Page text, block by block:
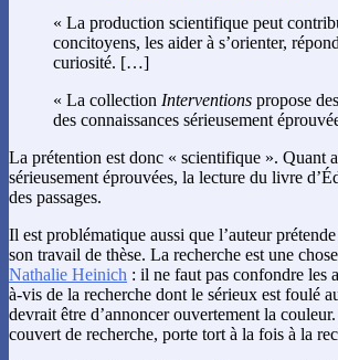
« La production scientifique peut
concitoyens, les aider à s’orienter,
curiosité. […]
« La collection Interventions propose
des connaissances sérieusement
La prétention est donc « scientifique ». Quant
sérieusement éprouvées, la lecture du livre
des passages.
Il est problématique aussi que l’auteur
son travail de thèse. La recherche est une
Nathalie Heinich : il ne faut pas confondre les
à-vis de la recherche dont le sérieux est foulé
devrait être d’annoncer ouvertement la
couvert de recherche, porte tort à la fois à la